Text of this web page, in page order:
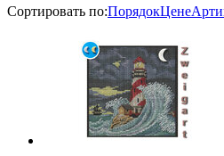
Сортировать по:ПорядокЦене